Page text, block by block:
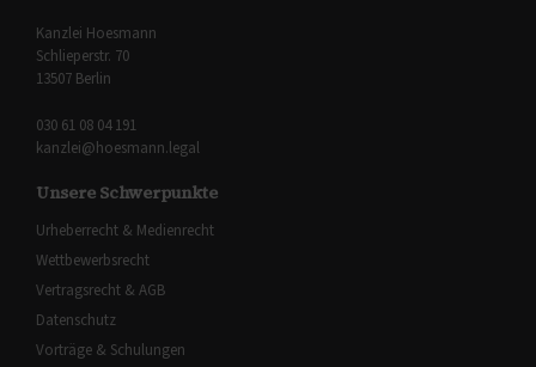
Kanzlei Hoesmann
Schlieperstr. 70
13507 Berlin
030 61 08 04 191
kanzlei@hoesmann.legal
Unsere Schwerpunkte
Urheberrecht & Medienrecht
Wettbewerbsrecht
Vertragsrecht & AGB
Datenschutz
Vorträge & Schulungen